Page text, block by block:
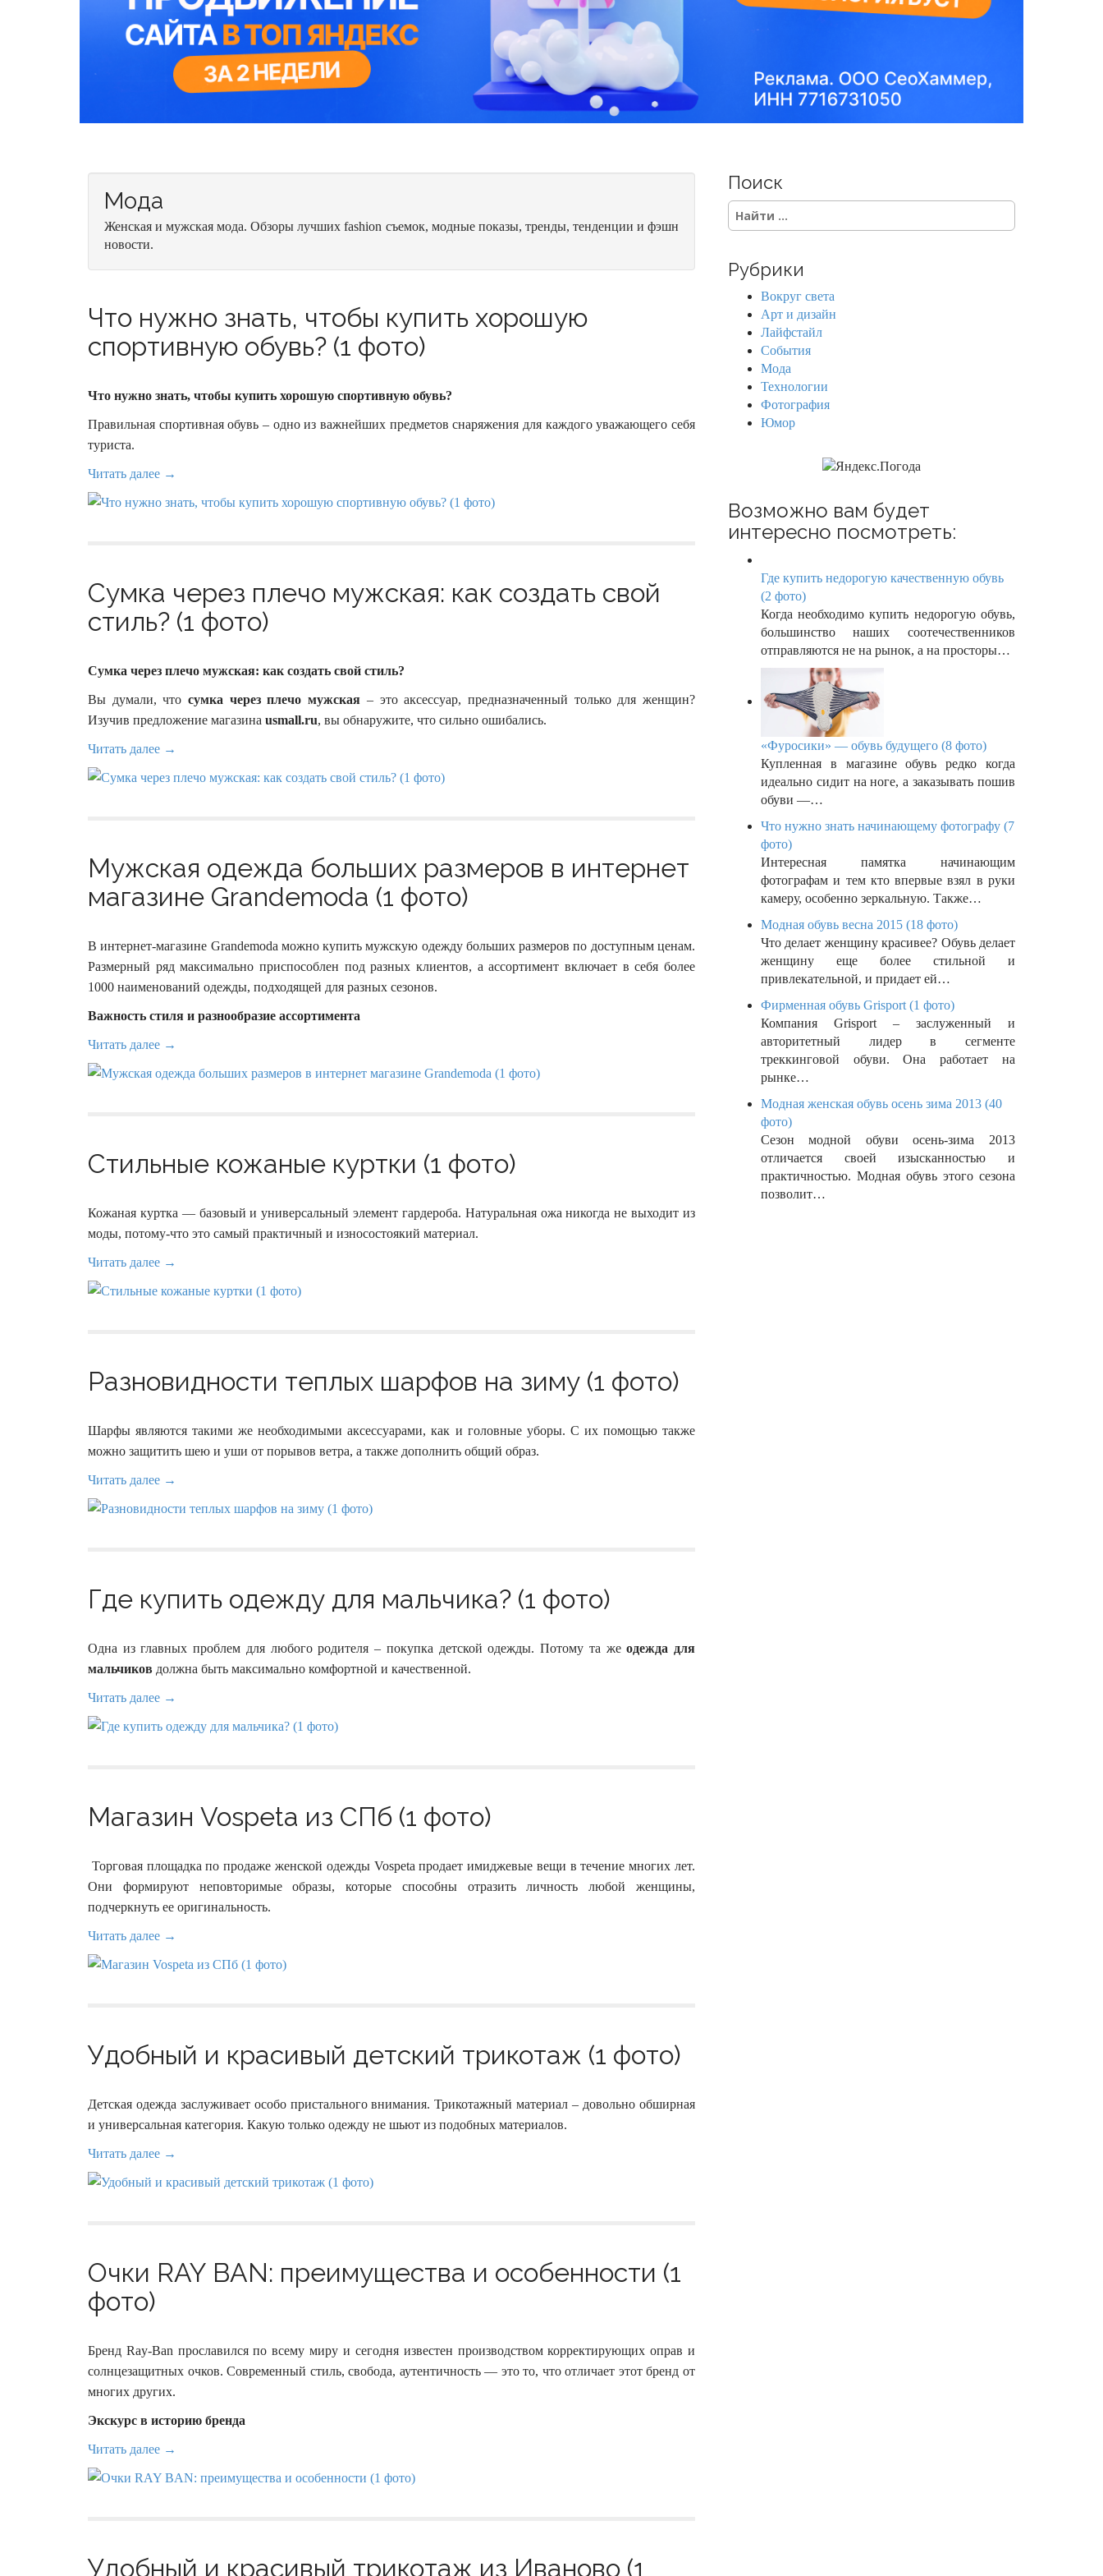
Мода
Женская и мужская мода. Обзоры лучших fashion съемок, модные показы, тренды, тенденции и фэшн
новости.
Что нужно знать, чтобы купить хорошую
спортивную обувь? (1 фото)
Что нужно знать, чтобы купить хорошую спортивную обувь?
Правильная спортивная обувь – одно из важнейших предметов снаряжения для каждого уважающего себя
туриста.
Читать далее →
Сумка через плечо мужская: как создать свой
стиль? (1 фото)
Сумка через плечо мужская: как создать свой стиль?
Вы думали, чтосумка через плечо мужская – это аксессуар, предназначенный только для женщин?
Изучив предложение магазина usmall.ru, вы обнаружите, что сильно ошибались.
Читать далее →
Мужская одежда больших размеров в интернет
магазине Grandemoda (1 фото)
В интернет-магазине Grandemoda можно купить мужскую одежду больших размеров по доступным ценам.
Размерный ряд максимально приспособлен под разных клиентов, а ассортимент включает в себя более
1000 наименований одежды, подходящей для разных сезонов.
Важность стиля и разнообразие ассортимента
Читать далее →
Стильные кожаные куртки (1 фото)
Кожаная куртка — базовый и универсальный элемент гардероба. Натуральная ожа никогда не выходит из
моды, потому-что это самый практичный и износостоякий материал.
Читать далее →
Разновидности теплых шарфов на зиму (1 фото)
Шарфы являются такими же необходимыми аксессуарами, как и головные уборы. С их помощью также
можно защитить шею и уши от порывов ветра, а также дополнить общий образ.
Читать далее →
Где купить одежду для мальчика? (1 фото)
Одна из главных проблем для любого родителя – покупка детской одежды. Потому та жеодежда для
мальчиков должна быть максимально комфортной и качественной.
Читать далее →
Магазин Vospeta из СПб (1 фото)
Торговая площадка по продаже женской одежды Vospeta продает имиджевые вещи в течение многих лет.
Они формируют неповторимые образы, которые способны отразить личность любой женщины,
подчеркнуть ее оригинальность.
Читать далее →
Удобный и красивый детский трикотаж (1 фото)
Детская одежда заслуживает особо пристального внимания. Трикотажный материал – довольно обширная
и универсальная категория. Какую только одежду не шьют из подобных материалов.
Читать далее →
Очки RAY BAN: преимущества и особенности (1
фото)
Бренд Ray-Ban прославился по всему миру и сегодня известен производством корректирующих оправ и
солнцезащитных очков. Современный стиль, свобода, аутентичность — это то, что отличает этот бренд от
многих других.
Экскурс в историю бренда
Читать далее →
Удобный и красивый трикотаж из Иваново (1
Поиск
S
c
Рубрики
Вокруг света
Арт и дизайн
Лайфстайл
События
Мода
Технологии
Фотография
Юмор
Возможно вам будет
интересно посмотреть:
Где купить недорогую качественную обувь
(2 фото)
Когда необходимо купить недорогую обувь,
большинство наших соотечественников
отправляются не на рынок, а на просторы…
«Фуросики» — обувь будущего (8 фото)
Купленная в магазине обувь редко когда
идеально сидит на ноге, а заказывать пошив
обуви —…
Что нужно знать начинающему фотографу (7
фото)
Интересная памятка начинающим
фотографам и тем кто впервые взял в руки
камеру, особенно зеркальную. Также…
Модная обувь весна 2015 (18 фото)
Что делает женщину красивее? Обувь делает
женщину еще более стильной и
привлекательной, и придает ей…
Фирменная обувь Grisport (1 фото)
Компания Grisport – заслуженный и
авторитетный лидер в сегменте
треккинговой обуви. Она работает на
рынке…
Модная женская обувь осень зима 2013 (40
фото)
Сезон модной обуви осень-зима 2013
отличается своей изысканностью и
практичностью. Модная обувь этого сезона
позволит…